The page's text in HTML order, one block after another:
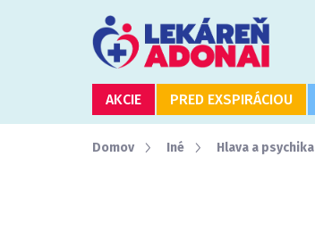
AKCIE PRED EXSPIRÁCIOU
Domov Iné Hlava a psychika